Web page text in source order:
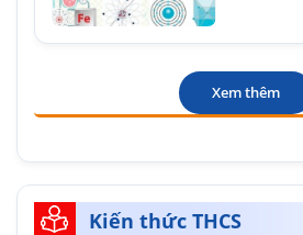
Xem thêm
Kiến thức THCS